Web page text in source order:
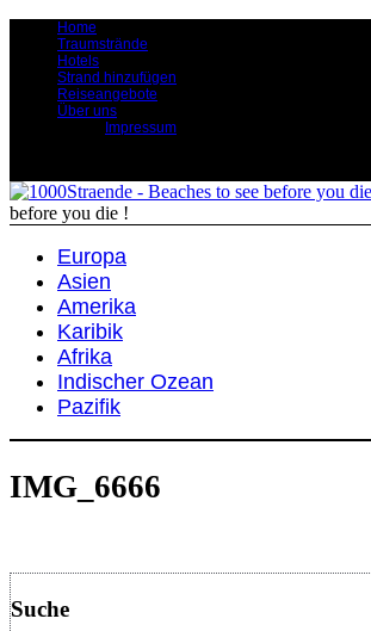
Home
Traumstrände
Hotels
Strand hinzufügen
Reiseangebote
Über uns
Impressum
before you die !
Europa
Asien
Amerika
Karibik
Afrika
Indischer Ozean
Pazifik
IMG_6666
Suche